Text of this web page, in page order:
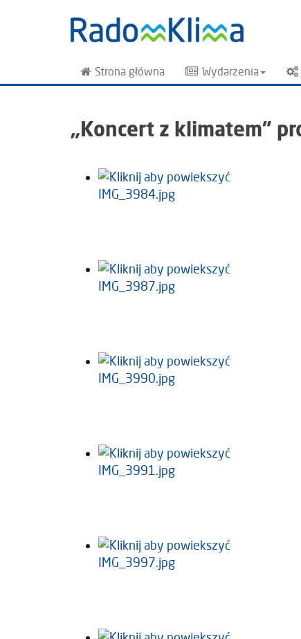
Strona główna Wydarzenia
„Koncert z klimatem”